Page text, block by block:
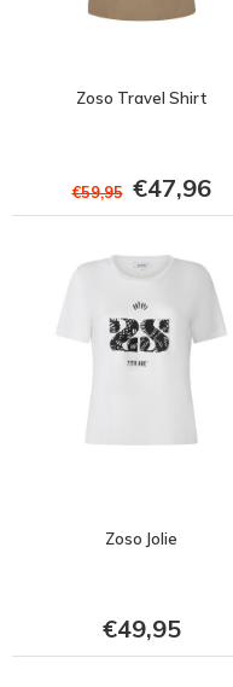
Zoso Travel Shirt
€59,95 €47,96
Zoso Jolie
€49,95